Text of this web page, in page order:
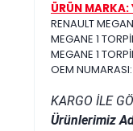
ÜRÜN MARKA:
RENAULT
MEGANE 1
MEGANE 1
OEM
KARGO İLE
Ürünlerimiz